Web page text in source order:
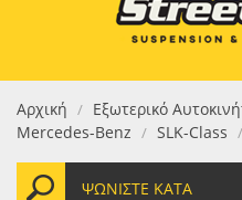
Αρχική / Εξωτερικό
Mercedes-Benz / SLK-Class /
ΨΩΝΊΣΤΕ ΚΑΤΆ